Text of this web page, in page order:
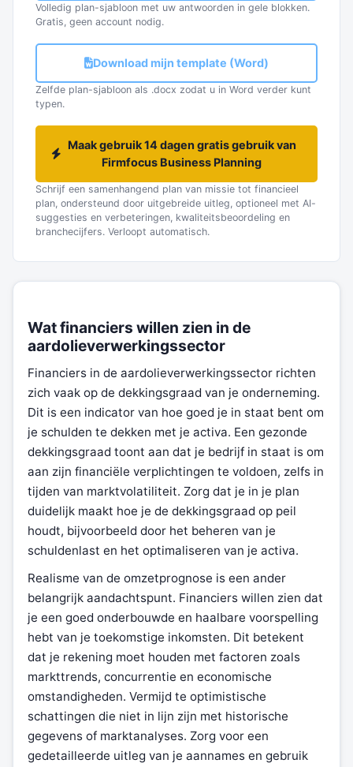
Volledig plan-sjabloon met uw antwoorden in gele blokken.
Gratis, geen account nodig.
Download mijn template (Word)
Zelfde plan-sjabloon als .docx zodat u in Word verder kunt
typen.
Maak gebruik 14 dagen gratis gebruik van
Firmfocus Business Planning
Schrijf een samenhangend plan van missie tot financieel
plan, ondersteund door uitgebreide uitleg, optioneel met AI-
suggesties en verbeteringen, kwaliteitsbeoordeling en
branchecijfers. Verloopt automatisch.
Wat financiers willen zien in de
aardolieverwerkingssector
Financiers in de aardolieverwerkingssector richten
zich vaak op de dekkingsgraad van je onderneming.
Dit is een indicator van hoe goed je in staat bent om
je schulden te dekken met je activa. Een gezonde
dekkingsgraad toont aan dat je bedrijf in staat is om
aan zijn financiële verplichtingen te voldoen, zelfs in
tijden van marktvolatiliteit. Zorg dat je in je plan
duidelijk maakt hoe je de dekkingsgraad op peil
houdt, bijvoorbeeld door het beheren van je
schuldenlast en het optimaliseren van je activa.
Realisme van de omzetprognose is een ander
belangrijk aandachtspunt. Financiers willen zien dat
je een goed onderbouwde en haalbare voorspelling
hebt van je toekomstige inkomsten. Dit betekent
dat je rekening moet houden met factoren zoals
markttrends, concurrentie en economische
omstandigheden. Vermijd te optimistische
schattingen die niet in lijn zijn met historische
gegevens of marktanalyses. Zorg voor een
gedetailleerde uitleg van je aannames en gebruik